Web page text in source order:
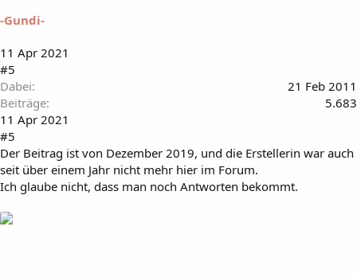
-Gundi-
11 Apr 2021
#5
Dabei
21 Feb 2011
Beiträge
5.683
11 Apr 2021
#5
Der Beitrag ist von Dezember 2019, und die Erstellerin war auch
seit über einem Jahr nicht mehr hier im Forum.
Ich glaube nicht, dass man noch Antworten bekommt.